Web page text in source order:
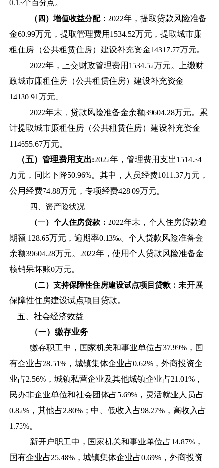
0.13个百分点。
（四）增值收益分配： 2022年，提取贷款风险准备
金60.99万元，提取管理费用 1534.52万元，提取城市廉
租住房（公共租赁住房）建设补充资金14317.77万元。
2022年，上交财政管理费用 1534.52万元。上缴财
政城市廉租住房（公共租赁住房）建设补充资金
14180.91万元。
2022年末，贷款风险准备金余额39604.28万元。累
计提取城市廉租住房（公共租赁住房）建设补充资金
114655.67万元。
（五）管理费用支出:2022年，管理费用支出1514.34
万元，同比下降50.96%。其中，人员经费1011.37万元，
公用经费74.88万元，专项经费428.09万元。
四、资产险状况
（一）个人住房贷款： 2022年末，个人住房贷款逾
期额 128.65万元，逾期率0.13‰。 个人贷款风险准备金
余额39604.28万元。 2022年，使用个人贷款风险准备金
核销呆坏账0万元。
（二）支持保障性住房建设试点项目贷款： 未开展
保障性住房建设试点项目贷款。
五、社会经济效益
（一）缴存业务
缴存职工中，国家机关和事业单位占37.99%，国
有企业占28.51% ，城镇集体企业占0.62% ，外商投资企
业占2.56% ，城镇私营企业及其他城镇企业占21.01% ，
民办非企业单位和社会团体占5.69% ，灵活就业人员占
0.82% ，其他占2.80% ；中、低收入占98.27% ，高收入占
1.73%。
新开户职工中，国家机关和事业单位占14.87%，
国有企业占25.48% ，城镇集体企业占0.69% ，外商投资